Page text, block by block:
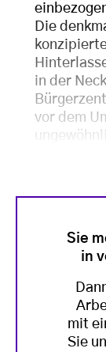
Die
in der
vor dem
Sie
in
mit
Sie